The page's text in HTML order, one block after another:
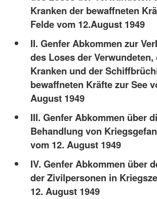
Kranken der bewaffneten
Felde vom 12.August 1949
II. Genfer Abkommen zur
des Loses der Verwundeten,
Kranken und der
bewaffneten Kräfte zur See
August 1949
III. Genfer Abkommen über
Behandlung von
vom 12. August 1949
IV. Genfer Abkommen über
der Zivilpersonen in
12. August 1949